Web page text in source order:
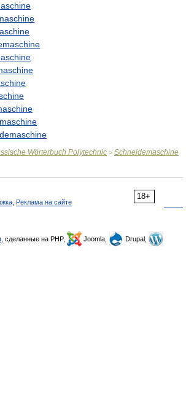
Wörterbuch Polytechnic > Schneidemaschine
18+
Реклама на сайте
, сделанные на PHP, Joomla,
Drupal,